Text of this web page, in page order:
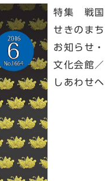
特集 戦国
せきのま
お知らせ
文化会館
しあわせ